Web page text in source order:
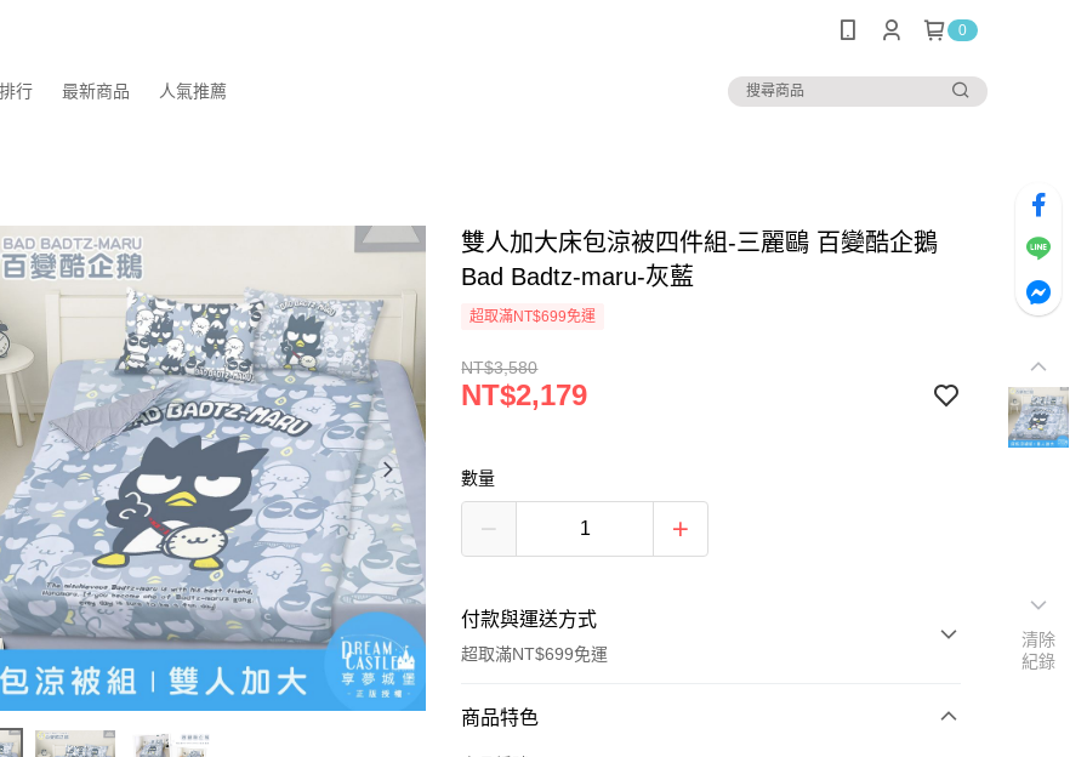
0
行 最新商品 人氣推薦
雙人加大床包涼被四件組-三麗鷗 百變酷企鵝
Bad Badtz-maru-灰藍
超取滿NT$699免運
NT$3,580
NT$2,179
數量
付款與運送方式
超取滿NT$699免運
付款方式
商品特色
清除
紀錄